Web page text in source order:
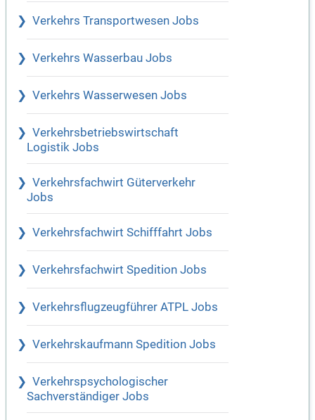
Verkehrs Transportwesen Jobs
Verkehrs Wasserbau Jobs
Verkehrs Wasserwesen Jobs
Verkehrsbetriebswirtschaft
Logistik Jobs
Verkehrsfachwirt Güterverkehr
Jobs
Verkehrsfachwirt Schifffahrt Jobs
Verkehrsfachwirt Spedition Jobs
Verkehrsflugzeugführer ATPL Jobs
Verkehrskaufmann Spedition Jobs
Verkehrspsychologischer
Sachverständiger Jobs